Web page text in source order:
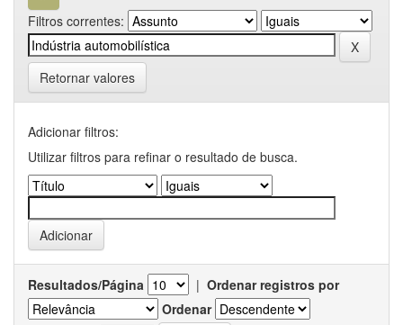
Filtros correntes:
Retornar valores
Adicionar filtros:
Utilizar filtros para refinar o resultado de busca.
Resultados/Página | Ordenar registros por
Ordenar